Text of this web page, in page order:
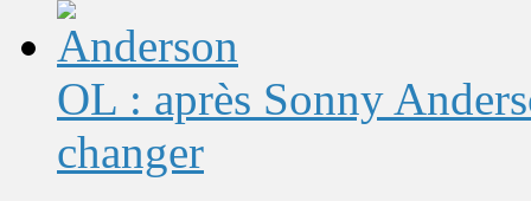
OL : après Sonny
changer